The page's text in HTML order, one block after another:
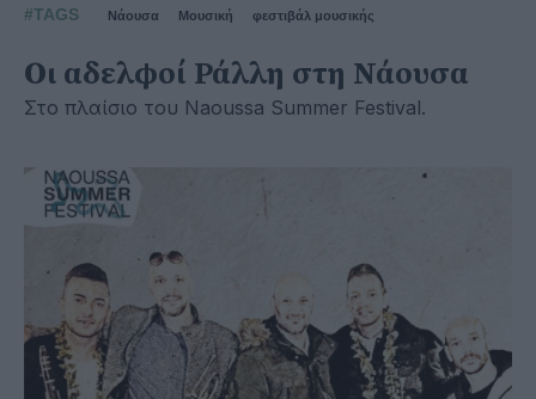
#TAGS Νάουσα Μουσική φεστιβάλ μουσικής
Οι αδελφοί Ράλλη στη Νάουσα
Στο πλαίσιο του Naoussa Summer Festival.